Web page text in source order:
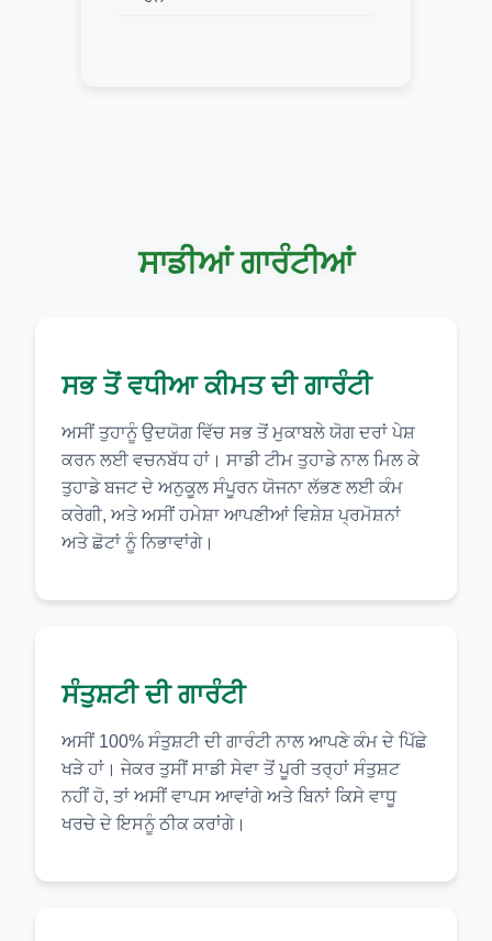
ਸਾਡੀਆਂ ਗਾਰੰਟੀਆਂ
ਸਭ ਤੋਂ ਵਧੀਆ ਕੀਮਤ ਦੀ ਗਾਰੰਟੀ
ਅਸੀਂ ਤੁਹਾਨੂੰ ਉਦਯੋਗ ਵਿੱਚ ਸਭ ਤੋਂ ਮੁਕਾਬਲੇ ਯੋਗ ਦਰਾਂ ਪੇਸ਼
ਕਰਨ ਲਈ ਵਚਨਬੱਧ ਹਾਂ। ਸਾਡੀ ਟੀਮ ਤੁਹਾਡੇ ਨਾਲ ਮਿਲ ਕੇ
ਤੁਹਾਡੇ ਬਜਟ ਦੇ ਅਨੁਕੂਲ ਸੰਪੂਰਨ ਯੋਜਨਾ ਲੱਭਣ ਲਈ ਕੰਮ
ਕਰੇਗੀ, ਅਤੇ ਅਸੀਂ ਹਮੇਸ਼ਾ ਆਪਣੀਆਂ ਵਿਸ਼ੇਸ਼ ਪ੍ਰਮੋਸ਼ਨਾਂ
ਅਤੇ ਛੋਟਾਂ ਨੂੰ ਨਿਭਾਵਾਂਗੇ।
ਸੰਤੁਸ਼ਟੀ ਦੀ ਗਾਰੰਟੀ
ਅਸੀਂ 100% ਸੰਤੁਸ਼ਟੀ ਦੀ ਗਾਰੰਟੀ ਨਾਲ ਆਪਣੇ ਕੰਮ ਦੇ ਪਿੱਛੇ
ਖੜੇ ਹਾਂ। ਜੇਕਰ ਤੁਸੀਂ ਸਾਡੀ ਸੇਵਾ ਤੋਂ ਪੂਰੀ ਤਰ੍ਹਾਂ ਸੰਤੁਸ਼ਟ
ਨਹੀਂ ਹੋ, ਤਾਂ ਅਸੀਂ ਵਾਪਸ ਆਵਾਂਗੇ ਅਤੇ ਬਿਨਾਂ ਕਿਸੇ ਵਾਧੂ
ਖਰਚੇ ਦੇ ਇਸਨੂੰ ਠੀਕ ਕਰਾਂਗੇ।